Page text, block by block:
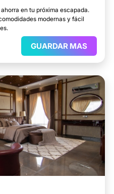
en tu próxima escapada.
modernas y fácil
GUARDAR MAS